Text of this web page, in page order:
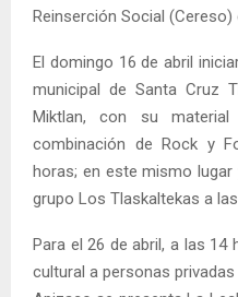
Reinserción Social (Cereso)
El domingo 16 de abril
municipal de Santa Cruz
Miktlan, con su material
combinación de Rock y
horas; en este mismo
grupo Los Tlaskaltekas a
Para el 26 de abril, a las
cultural a personas